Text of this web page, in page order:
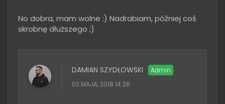
No dobra, mam wolne :) Nadrabiam, później coś
skrobnę dłuższego ;)
DAMIAN SZYDŁOWSKI
02 MAJA, 2018 14:26